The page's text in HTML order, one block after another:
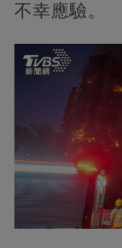
不幸應驗。